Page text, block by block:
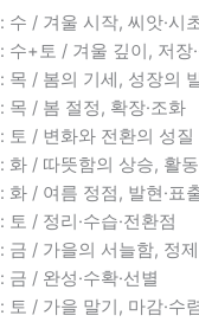
: 수 / 겨울 시작, 씨앗·시
: 수+토 / 겨울 깊이, 저장
: 목 / 봄의 기세, 성장의
: 목 / 봄 절정, 확장·조화
: 토 / 변화와 전환의 성질
: 화 / 따뜻함의 상승, 활
: 화 / 여름 정점, 발현·표
: 토 / 정리·수습·전환점
: 금 / 가을의 서늘함, 정제
: 금 / 완성·수확·선별
: 토 / 가을 말기, 마감·수